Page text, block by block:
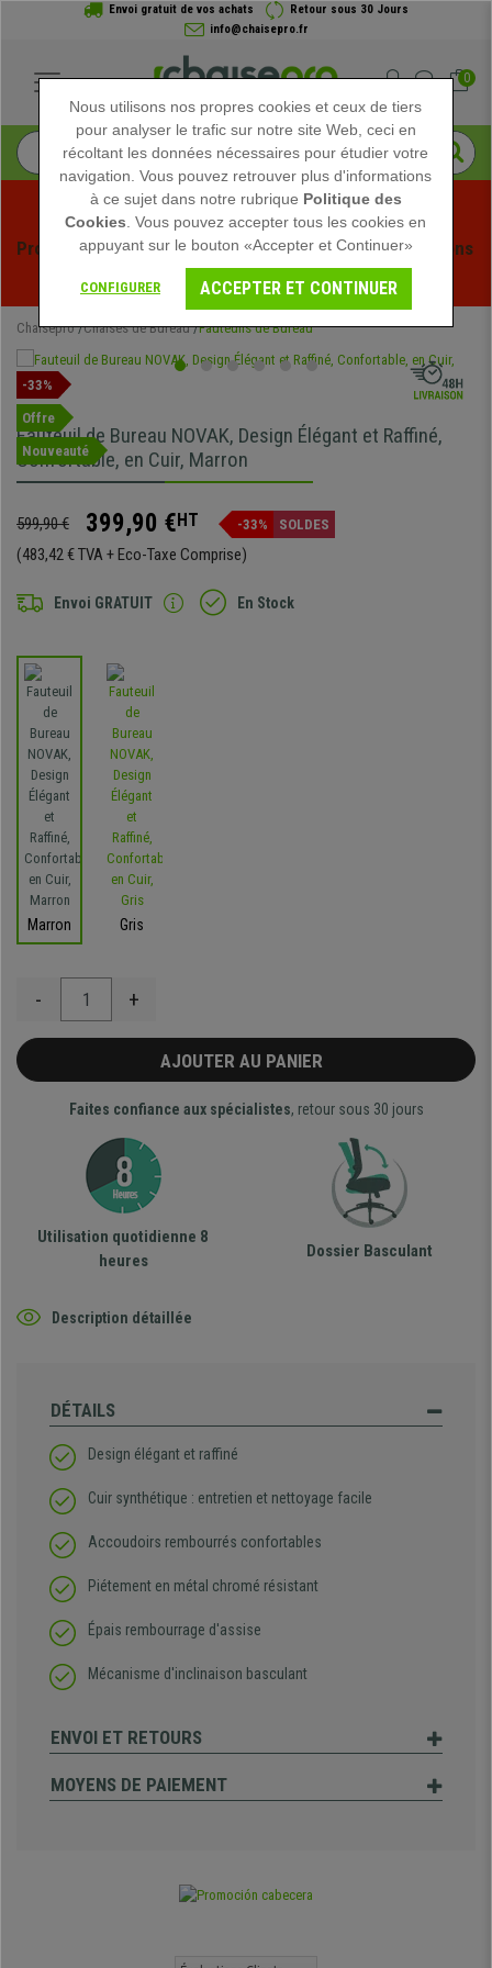
Envoi gratuit de vos achats
Retour sous 30 Jours
info@chaisepro.fr
0
Profitez des soldes d'été chez Chaisepro ! Des réductions
exclusives pour une durée limitée - Voir l'offre
Chaisepro Chaises de Bureau Fauteuils de Bureau
-33%
Offre
Nouveauté
Fauteuil de Bureau NOVAK, Design Élégant et Raffiné,
Confortable, en Cuir, Marron
599,90 € 399,90 €HT -33% SOLDES
(483,42 € TVA + Eco-Taxe Comprise)
Envoi GRATUIT En Stock
Marron Gris
- +
AJOUTER AU PANIER
Faites confiance aux spécialistes, retour sous 30 jours
Utilisation quotidienne 8
heures
Dossier Basculant
Description détaillée
DÉTAILS
Design élégant et raffiné
Cuir synthétique : entretien et nettoyage facile
Accoudoirs rembourrés confortables
Piétement en métal chromé résistant
Épais rembourrage d'assise
Mécanisme d'inclinaison basculant
ENVOI ET RETOURS
MOYENS DE PAIEMENT
Nous utilisons nos propres cookies et ceux de tiers
pour analyser le trafic sur notre site Web, ceci en
récoltant les données nécessaires pour étudier votre
navigation. Vous pouvez retrouver plus d'informations
à ce sujet dans notre rubrique Politique des
Cookies . Vous pouvez accepter tous les cookies en
appuyant sur le bouton «Accepter et Continuer»
CONFIGURER ACCEPTER ET CONTINUER